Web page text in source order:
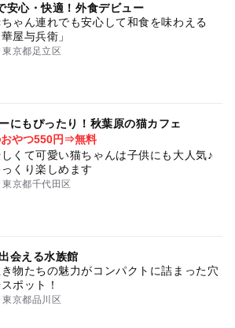
安心・快適！外食デビュー
ゃん連れでも安心して和食を味わえる
華屋与兵衛」
東京都足立区
にもぴったり！秋葉原の猫カフェ
やつ550円⇒無料
くて可愛い猫ちゃんは子供にも大人気♪
くり楽しめます
東京都千代田区
会える水族館
物たちの魅力がコンパクトに詰まった穴
ポット！
東京都品川区